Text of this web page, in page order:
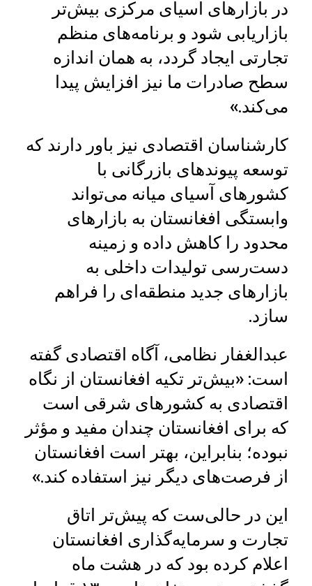
در بازارهای آسیای مرکزی بیش‌تر
بازاریابی شود و برنامه‌های منظم
تجارتی ایجاد گردد، به همان اندازه
سطح صادرات ما نیز افزایش پیدا
می‌کند.»
کارشناسان اقتصادی نیز باور دارند که
توسعه پیوندهای بازرگانی با
کشورهای آسیای میانه می‌تواند
وابستگی افغانستان به بازارهای
محدود را کاهش داده و زمینه
دست‌رسی تولیدات داخلی به
بازارهای جدید منطقه‌ای را فراهم
سازد.
عبدالغفار نظامی، آگاه اقتصادی گفته
است: «بیش‌تر تکیه افغانستان از نگاه
اقتصادی به کشورهای شرقی است
که برای افغانستان چندان مفید و مؤثر
نبوده؛ بنابراین، بهتر است افغانستان
از فرصت‌های دیگر نیز استفاده کند.»
این در حالی‌ست که پیش‌تر اتاق
تجارت و سرمایه‌گذاری افغانستان
اعلام کرده بود که در هشت ماه